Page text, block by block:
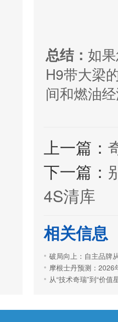
总结： 如
H9带大梁
间和燃油
上一篇：
下一篇：
4S清库
相关信息
破局向上：自主品牌
摩根士丹预测：2026
从“技术奇瑞”到“价